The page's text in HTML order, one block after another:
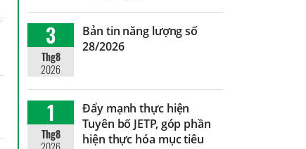
3
Thg8
2026
Bản tin năng lượng số
28/2026
1
Thg8
Đẩy mạnh thực hiện
Tuyên bố JETP, góp phần
hiện thực hóa mục tiêu